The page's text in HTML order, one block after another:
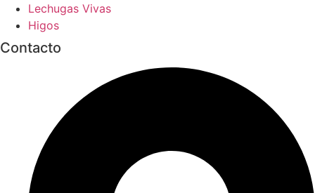
Lechugas Vivas
Higos
Contacto